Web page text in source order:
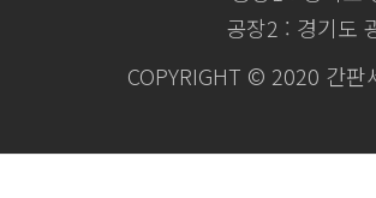
공장2 : 경기도
COPYRIGHT © 2020 간판